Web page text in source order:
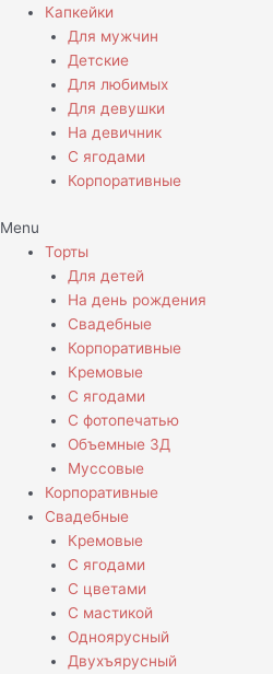
Капкейки
Для мужчин
Детские
Для любимых
Для девушки
На девичник
С ягодами
Корпоративные
Menu
Торты
Для детей
На день рождения
Свадебные
Корпоративные
Кремовые
С ягодами
С фотопечатью
Объемные 3Д
Муссовые
Корпоративные
Свадебные
Кремовые
С ягодами
С цветами
С мастикой
Одноярусный
Двухъярусный